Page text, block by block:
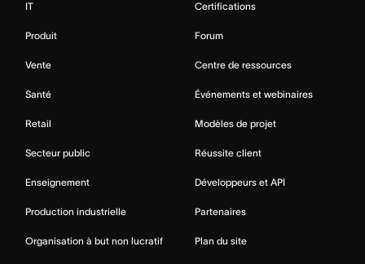
IT
Produit
Vente
Santé
Retail
Secteur public
Enseignement
Production industrielle
Organisation à but non lucratif
Certifications
Forum
Centre de ressources
Événements et webinaires
Modèles de projet
Réussite client
Développeurs et API
Partenaires
Plan du site